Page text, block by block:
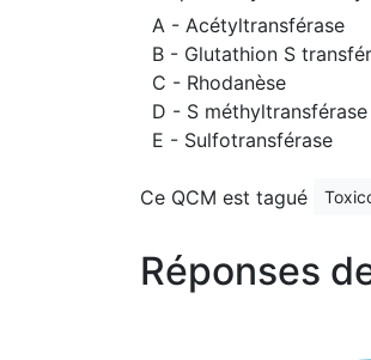
A - Acétyltransférase
B - Glutathion S
C - Rhodanèse
D - S méthyltransférase
E - Sulfotransférase
Ce QCM est tagué
Réponses